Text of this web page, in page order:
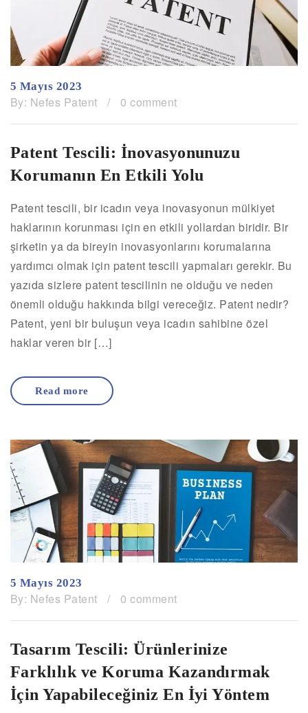
5 Mayıs 2023
By: Nefes Patent / 0 comment
Patent Tescili: İnovasyonunuzu
Korumanın En Etkili Yolu
Patent tescili, bir icadın veya inovasyonun mülkiyet
haklarının korunması için en etkili yollardan biridir. Bir
şirketin ya da bireyin inovasyonlarını korumalarına
yardımcı olmak için patent tescili yapmaları gerekir. Bu
yazıda sizlere patent tescilinin ne olduğu ve neden
önemli olduğu hakkında bilgi vereceğiz. Patent nedir?
Patent, yeni bir buluşun veya icadın sahibine özel
haklar veren bir […]
Read more
5 Mayıs 2023
By: Nefes Patent / 0 comment
Tasarım Tescili: Ürünlerinize
Farklılık ve Koruma Kazandırmak
İçin Yapabileceğiniz En İyi Yöntem